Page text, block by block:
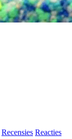
Recensies Reacties